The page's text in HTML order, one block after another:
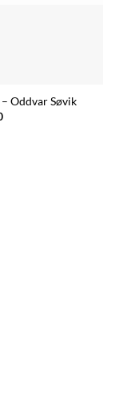
Oddvar Søvik
Prisområde: